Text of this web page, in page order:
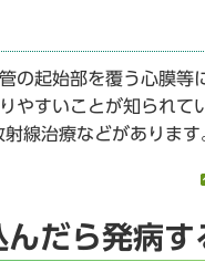
の起始部を覆う心膜等
やすいことが知られて
線治療などがあります
だら発病す